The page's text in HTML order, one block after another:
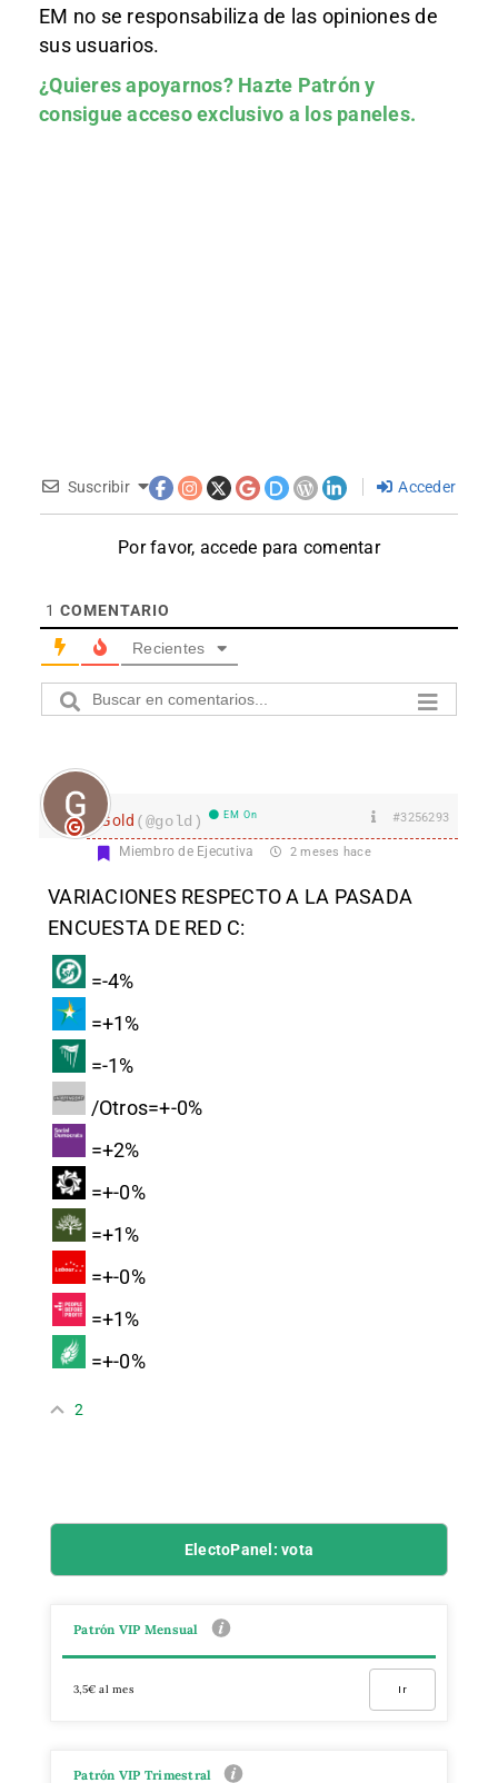
EM no se responsabiliza de las opiniones de
sus usuarios.
¿Quieres apoyarnos? Hazte Patróny
consigue acceso exclusivo a los paneles.
Suscribir Acceder
Por favor, accede para comentar
1 COMENTARIO
Recientes
Gold (@gold) EM On #3256293
Miembro de Ejecutiva 2 meses hace
VARIACIONES RESPECTO A LA PASADA
ENCUESTA DE RED C:
=-4%
=+1%
=-1%
/Otros=+-0%
=+2%
=+-0%
=+1%
=+-0%
=+1%
=+-0%
2
ElectoPanel: vota
Patrón VIP Mensual
3,5€ al mes Ir
Patrón VIP Trimestral